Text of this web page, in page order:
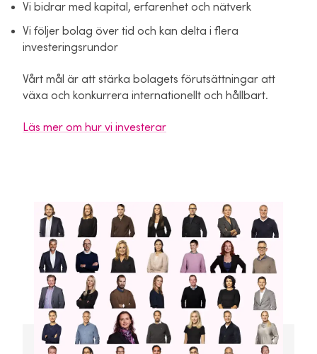
Vi bidrar med kapital, erfarenhet och nätverk
Vi följer bolag över tid och kan delta i flera
investeringsrundor
Vårt mål är att stärka bolagets förutsättningar att
växa och konkurrera internationellt och hållbart.
Läs mer om hur vi investerar